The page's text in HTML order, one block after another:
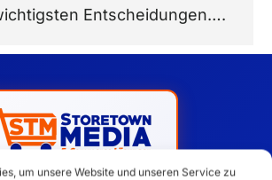
um unsere Website und unseren Service zu
Entscheidungen….